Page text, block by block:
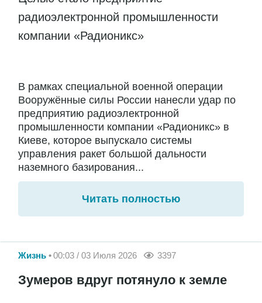
радиоэлектронной промышленности
компании «Радионикс»
В рамках специальной военной операции
Вооружённые силы России нанесли удар по
предприятию радиоэлектронной
промышленности компании «Радионикс» в
Киеве, которое выпускало системы
управления ракет большой дальности
наземного базирования...
Читать полностью
Жизнь 00:03 / 03 Июля 2026 3397
Зумеров вдруг потянуло к земле